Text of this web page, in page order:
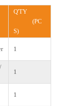
Q'TY
(PC
S)
1
1
1